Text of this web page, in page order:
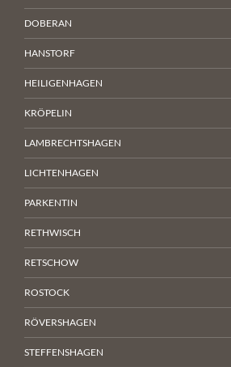
DOBERAN
HANSTORF
HEILIGENHAGEN
KRÖPELIN
LAMBRECHTSHAGEN
LICHTENHAGEN
PARKENTIN
RETHWISCH
RETSCHOW
ROSTOCK
RÖVERSHAGEN
STEFFENSHAGEN